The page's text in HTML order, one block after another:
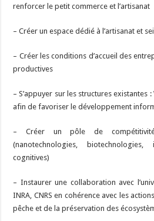
renforcer le petit commerce et l’artisanat
– Créer un espace dédié à l’artisanat et
– Créer les conditions d’accueil des
productives
– S’appuyer sur les structures existantes
afin de favoriser le développement
– Créer un pôle de
(nanotechnologies,
cognitives)
– Instaurer une collaboration avec
INRA, CNRS en cohérence avec les
pêche et de la préservation des